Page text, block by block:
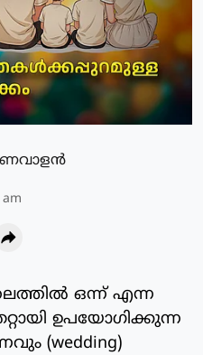
am
ഒന്ന് എന്ന
ഉപയോഗിക്കുന്ന
(wedding)